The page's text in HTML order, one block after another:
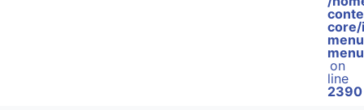
core/
on
line
2390